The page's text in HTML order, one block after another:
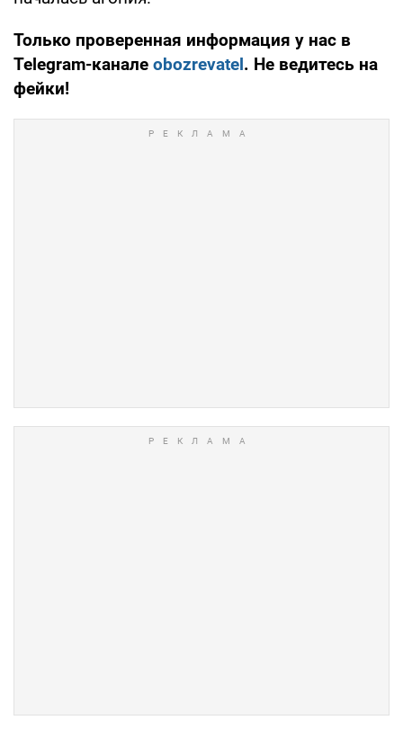
Только проверенная информация у нас в
Telegram-канале obozrevatel. Не ведитесь на
фейки!